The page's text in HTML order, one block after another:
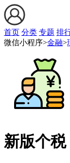
首页 分类 专题 排
微信小程序>金融>
新版个税